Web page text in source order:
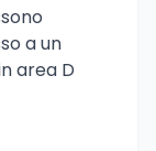
a un
area D